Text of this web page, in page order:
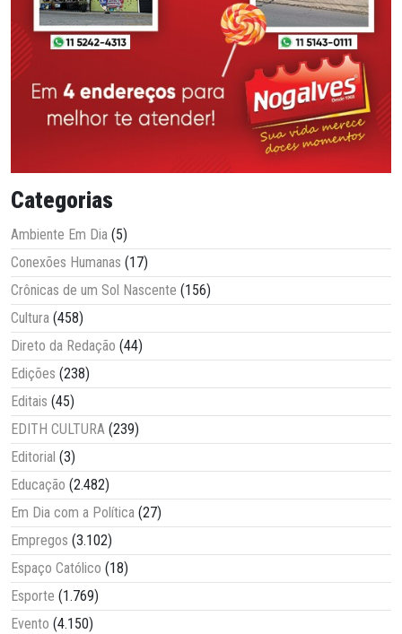
Categorias
Ambiente Em Dia (5)
Conexões Humanas (17)
Crônicas de um Sol Nascente (156)
Cultura (458)
Direto da Redação (44)
Edições (238)
Editais (45)
EDITH CULTURA (239)
Editorial (3)
Educação (2.482)
Em Dia com a Política (27)
Empregos (3.102)
Espaço Católico (18)
Esporte (1.769)
Evento (4.150)